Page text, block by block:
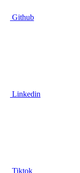
Github
Linkedin
Tiktok